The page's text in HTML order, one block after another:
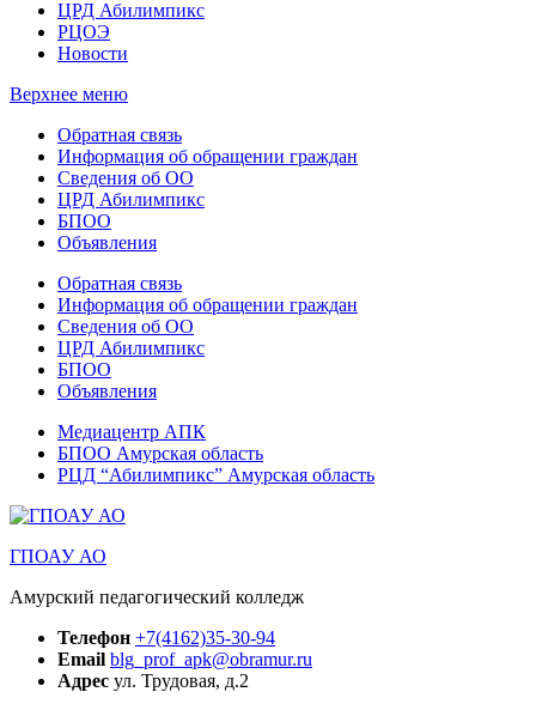
ЦРД Абилимпикс
РЦОЭ
Новости
Верхнее меню
Обратная связь
Информация об обращении граждан
Сведения об ОО
ЦРД Абилимпикс
БПОО
Объявления
Обратная связь
Информация об обращении граждан
Сведения об ОО
ЦРД Абилимпикс
БПОО
Объявления
Медиацентр АПК
БПОО Амурская область
РЦД “Абилимпикс” Амурская область
ГПОАУ АО
Амурский педагогический колледж
Телефон +7(4162)35-30-94
Email blg_prof_apk@obramur.ru
Адрес ул. Трудовая, д.2